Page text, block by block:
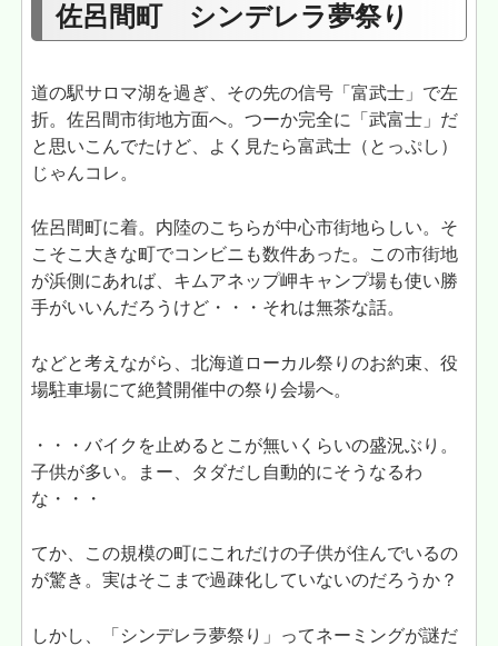
佐呂間町 シンデレラ夢祭り
道の駅サロマ湖を過ぎ、その先の信号「富武士」で左
折。佐呂間市街地方面へ。つーか完全に「武富士」だ
と思いこんでたけど、よく見たら富武士（とっぷし）
じゃんコレ。
佐呂間町に着。内陸のこちらが中心市街地らしい。そ
こそこ大きな町でコンビニも数件あった。この市街地
が浜側にあれば、キムアネップ岬キャンプ場も使い勝
手がいいんだろうけど・・・それは無茶な話。
などと考えながら、北海道ローカル祭りのお約束、役
場駐車場にて絶賛開催中の祭り会場へ。
・・・バイクを止めるとこが無いくらいの盛況ぶり。
子供が多い。まー、タダだし自動的にそうなるわ
な・・・
てか、この規模の町にこれだけの子供が住んでいるの
が驚き。実はそこまで過疎化していないのだろうか？
しかし、「シンデレラ夢祭り」ってネーミングが謎だ